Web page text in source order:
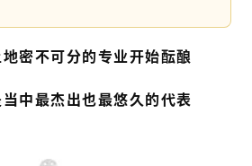
密不可分的专业开始酝酿
中最杰出也最悠久的代表